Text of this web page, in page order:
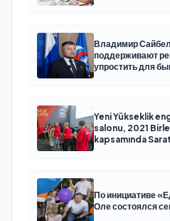
Владимир
поддерживают
упростить для
Yeni Yükseklik
salonu, 2021
kapsamında
По инициативе
Оле состоялся